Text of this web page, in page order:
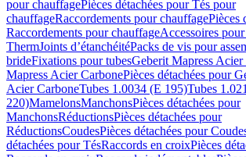
pour chauffagePièces détachées pour Tés pour
chauffageRaccordements pour chauffagePièces
Raccordements pour chauffageAccessoires
ThermJoints d’étanchéitéPacks de vis pour
brideFixations pour tubesGeberit Mapress Acier
Mapress Acier CarbonePièces détachées pour
Acier CarboneTubes 1.0034 (E 195)Tubes
220)MamelonsManchonsPièces détachées pour
ManchonsRéductionsPièces détachées pour
RéductionsCoudesPièces détachées pour
détachées pour TésRaccords en croixPièces